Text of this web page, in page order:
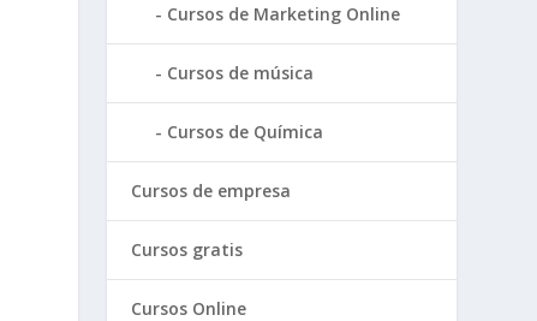
Cursos de Marketing Online
Cursos de música
Cursos de Química
Cursos de empresa
Cursos gratis
Cursos Online